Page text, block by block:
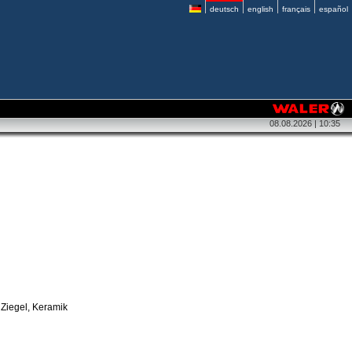
deutsch english français español
08.08.2026 | 10:35
Keramik